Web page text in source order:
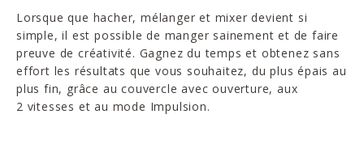
Lorsque que hacher, mélanger et mixer devient si
simple, il est possible de manger sainement et de faire
preuve de créativité. Gagnez du temps et obtenez sans
effort les résultats que vous souhaitez, du plus épais au
plus fin, grâce au couvercle avec ouverture, aux
2 vitesses et au mode Impulsion.